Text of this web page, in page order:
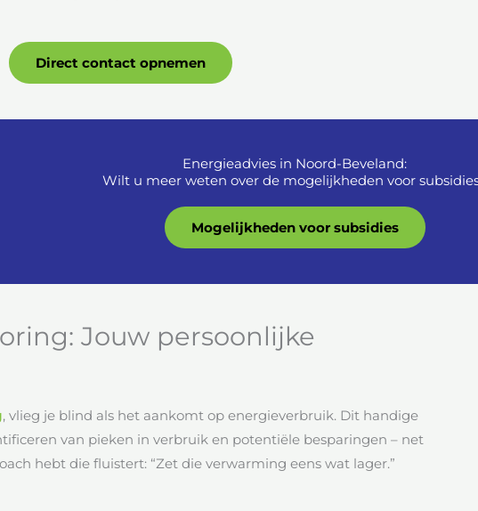
Direct contact opnemen
Energieadvies in Noord-Beveland:
Wilt u meer weten over de mogelijkheden voor
Mogelijkheden voor subsidies
Jouw persoonlijke
, vlieg je blind als het aankomt op energieverbruik. Dit handige
van pieken in verbruik en potentiële besparingen – net
hebt die fluistert: “Zet die verwarming eens wat lager.”